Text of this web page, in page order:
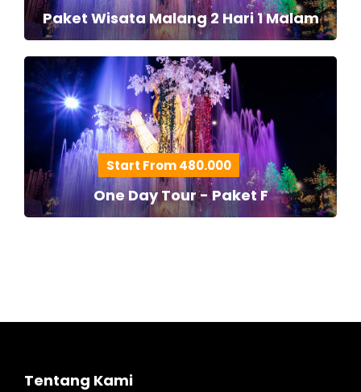
Paket Wisata Malang 2 Hari 1 Malam
Start From 480.000
One Day Tour - Paket F
Tentang Kami